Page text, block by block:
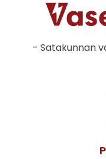
- Satakunnan